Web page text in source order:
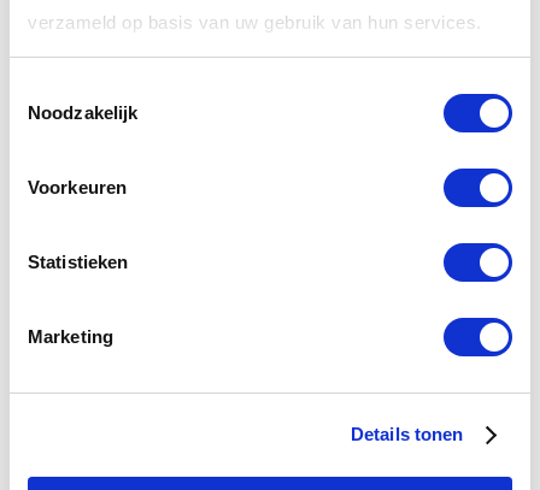
verzameld op basis van uw gebruik van hun services.
Noodzakelijk
Voorkeuren
Statistieken
Marketing
Details tonen
TECHNISCHE INFORMATIE
Grepo
MDF